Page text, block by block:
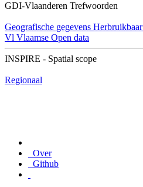
GDI-Vlaanderen Trefwoorden
Geografische gegevens Herbruikbaar
Vl Vlaamse Open data
INSPIRE - Spatial scope
Regionaal
Over
Github